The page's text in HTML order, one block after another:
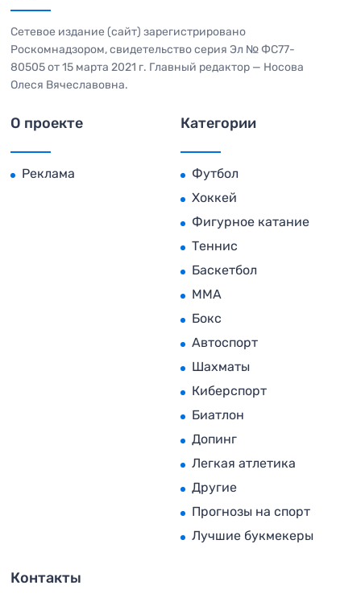
Сетевое издание (сайт) зарегистрировано
Роскомнадзором, свидетельство серия Эл № ФС77-
80505 от 15 марта 2021 г. Главный редактор — Носова
Олеся Вячеславовна.
О проекте
Реклама
Категории
Футбол
Хоккей
Фигурное катание
Теннис
Баскетбол
MMA
Бокс
Автоспорт
Шахматы
Киберспорт
Биатлон
Допинг
Легкая атлетика
Другие
Прогнозы на спорт
Лучшие букмекеры
Контакты